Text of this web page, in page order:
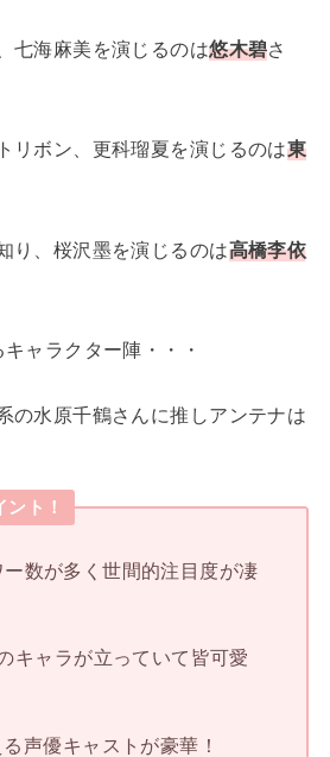
七海麻美を演じるのは悠木碧さ
リボン、更科瑠夏を演じるのは東
り、桜沢墨を演じるのは高橋李依
ャラクター陣・・・
の水原千鶴さんに推しアンテナは
ト！
数が多く世間的注目度が凄
キャラが立っていて皆可愛
声優キャストが豪華！